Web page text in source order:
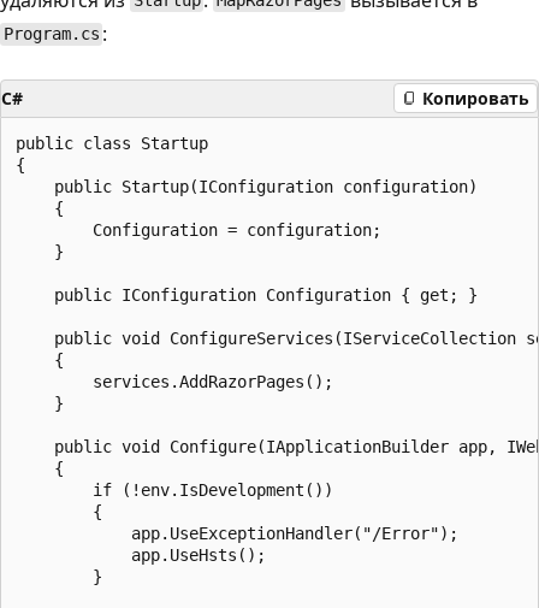
Program.cs :
C# Копировать
public class Startup
{
    public Startup(IConfiguration configuration)
    {
        Configuration = configuration;
    }
    public IConfiguration Configuration { get; }
public void ConfigureServices(IServiceCollection
    {
        services.AddRazorPages();
    }
public void Configure(IApplicationBuilder app,
    {
        if (!env.IsDevelopment())
        {
            app.UseExceptionHandler("/Error");
            app.UseHsts();
        }